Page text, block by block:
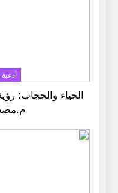
الحياء والحجاب: